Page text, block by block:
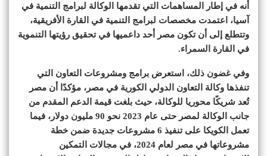
أنه في إطار المساهمات التي تقدمها الوكالة لبرامج التنمية في
آسيا، اعتمدت مخصصات لبرامج التنمية في القارة الأفريقية،
وتتطلع إلى أن تكون مصر أحد داعميها في تحقيق رؤيتها التنموية
في القارة السمراء.
وفي غضون ذلك، استعرض برامج ومشروعات التعاون التي
تنفذها وكالة التعاون الدولي الكورية في مصر، مؤكدًا أن مصر
تُعد شريكًا محوريا للوكالة، حيث بلغت قيمة الدعم المقدم من
جانب الوكالة لمصر حتى عام 2023 نحو 90 مليون دولار، فيما
تعمل الكويكا على تنفيذ 6 مشروعات جديدة ضمن خطة
مشروعاتها في مصر لعام 2024، في مجالات التمكين